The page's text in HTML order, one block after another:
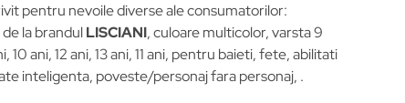
pentru nevoile diverse ale consumatorilor:
la brandulLISCIANI, culoare multicolor, varsta 9
10 ani, 12 ani, 13 ani, 11 ani, pentru baieti, fete, abilitati
inteligenta, poveste/personaj fara personaj, .